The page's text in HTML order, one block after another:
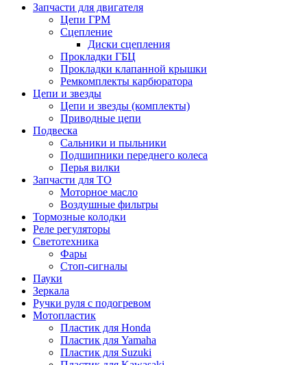
Запчасти для двигателя
Цепи ГРМ
Сцепление
Диски сцепления
Прокладки ГБЦ
Прокладки клапанной крышки
Ремкомплекты карбюратора
Цепи и звезды
Цепи и звезды (комплекты)
Приводные цепи
Подвеска
Сальники и пыльники
Подшипники переднего колеса
Перья вилки
Запчасти для ТО
Моторное масло
Воздушные фильтры
Тормозные колодки
Реле регуляторы
Cветотехника
Фары
Стоп-сигналы
Пауки
Зеркала
Ручки руля с подогревом
Мотопластик
Пластик для Honda
Пластик для Yamaha
Пластик для Suzuki